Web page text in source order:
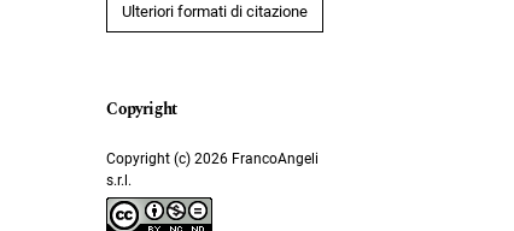
Ulteriori formati di citazione
Copyright (c) 2026 FrancoAngeli
s.r.l.